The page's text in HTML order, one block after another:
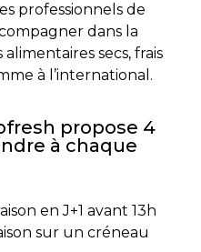
professionnels de
dans la
secs, frais
à l’international.
propose 4
à chaque
en J+1 avant 13h
sur un créneau